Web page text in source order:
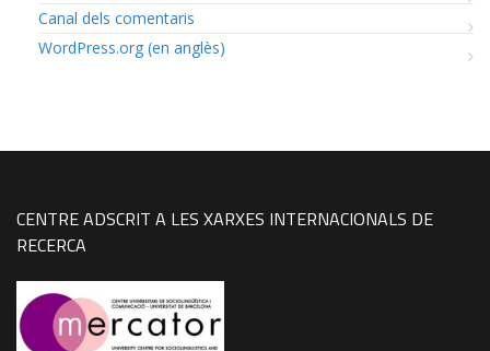
Canal dels comentaris
WordPress.org (en anglès)
CENTRE ADSCRIT A LES XARXES INTERNACIONALS DE
RECERCA